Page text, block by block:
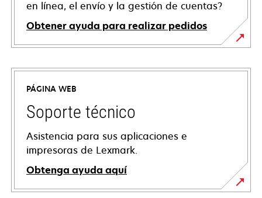
en línea, el envío y la gestión de cuentas?
Obtener ayuda para realizar pedidos
PÁGINA WEB
Soporte técnico
Asistencia para sus aplicaciones e
impresoras de Lexmark.
Obtenga ayuda aquí